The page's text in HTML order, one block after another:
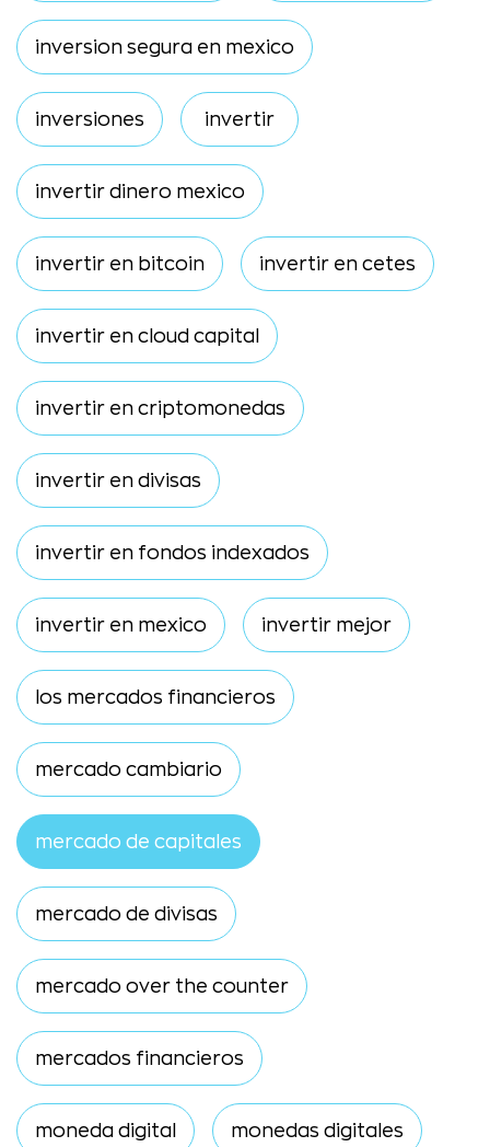
inversion segura en mexico
inversiones invertir
invertir dinero mexico
invertir en bitcoin invertir en cetes
invertir en cloud capital
invertir en criptomonedas
invertir en divisas
invertir en fondos indexados
invertir en mexico invertir mejor
los mercados financieros
mercado cambiario
mercado de capitales
mercado de divisas
mercado over the counter
mercados financieros
moneda digital monedas digitales